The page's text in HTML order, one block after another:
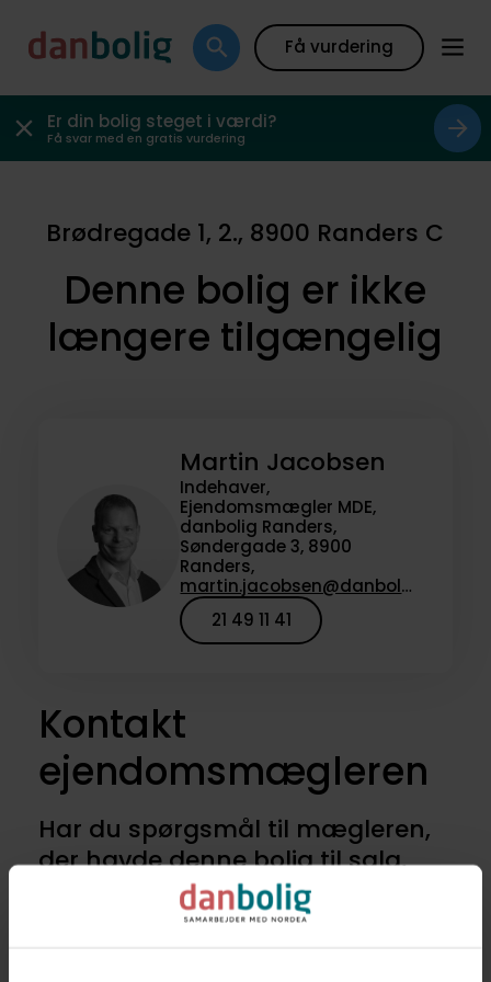
Få vurdering
Er din bolig steget i værdi?
Få svar med en gratis vurdering
Brødregade 1, 2., 8900 Randers C
Denne bolig er ikke
længere tilgængelig
Martin Jacobsen
Indehaver,
Ejendomsmægler MDE,
danbolig Randers,
Søndergade 3, 8900
Randers,
martin.jacobsen@danbolig.dk
21 49 11 41
Kontakt
ejendomsmægleren
Har du spørgsmål til mægleren,
der havde denne bolig til salg,
eller vil du høre om lignende
boliger til salg? Kontakt os for at